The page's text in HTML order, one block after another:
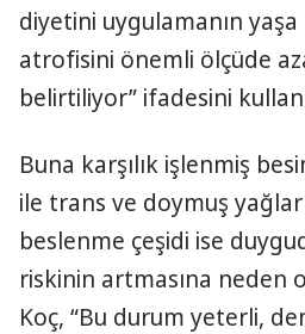
diyetini uygulamanın yaşa
atrofisini önemli ölçüde
belirtiliyor” ifadesini
Buna karşılık işlenmiş
ile trans ve doymuş yağlar
beslenme çeşidi ise
riskinin artmasına neden
Koç, “Bu durum yeterli,